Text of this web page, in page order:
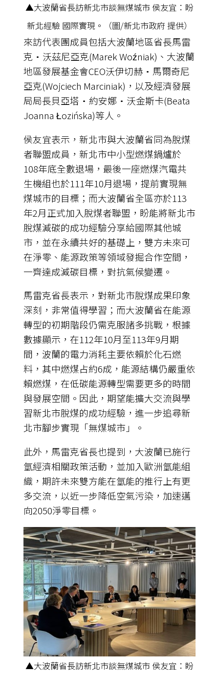
▲大波蘭省長訪新北市談無煤城市 侯友宜：盼
新北經驗 國際實現。（圖/新北市政府 提供）
來訪代表團成員包括大波蘭地區省長馬雷
克·沃茲尼亞克(Marek Woźniak)、大波蘭
地區發展基金會CEO沃伊切赫·馬爾奇尼
亞克(Wojciech Marciniak)，以及經濟發展
局局長貝亞塔·約安娜·沃金斯卡(Beata
Joanna Łozińska)等人。
侯友宜表示，新北市與大波蘭省同為脫煤
者聯盟成員，新北市中小型燃煤鍋爐於
108年底全數退場，最後一座燃煤汽電共
生機組也於111年10月退場，提前實現無
煤城市的目標；而大波蘭省全區亦於113
年2月正式加入脫煤者聯盟，盼能將新北市
脫煤減碳的成功經驗分享給國際其他城
市，並在永續共好的基礎上，雙方未來可
在淨零、能源政策等領域發掘合作空間，
一齊達成減碳目標，對抗氣候變遷。
馬雷克省長表示，對新北市脫煤成果印象
深刻，非常值得學習；而大波蘭省在能源
轉型的初期階段仍需克服諸多挑戰，根據
數據顯示，在112年10月至113年9月期
間，波蘭的電力消耗主要依賴於化石燃
料，其中燃煤占約6成，能源結構仍嚴重依
賴燃煤，在低碳能源轉型需要更多的時間
與發展空間。因此，期望能擴大交流與學
習新北市脫煤的成功經驗，進一步追尋新
北市腳步實現「無煤城市」。
此外，馬雷克省長也提到，大波蘭已施行
氫經濟相關政策活動，並加入歐洲氫能組
織，期許未來雙方能在氫能的推行上有更
多交流，以近一步降低空氣污染，加速邁
向2050淨零目標。
▲大波蘭省長訪新北市談無煤城市 侯友宜：盼